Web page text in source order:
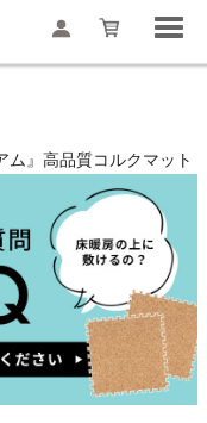
お知らせ
ム』高品質コルクマット